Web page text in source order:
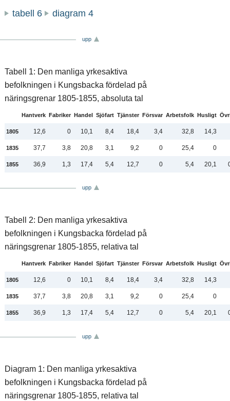
tabell 6
diagram 4
upp
Tabell 1: Den manliga yrkesaktiva
befolkningen i Kungsbacka fördelad på
näringsgrenar 1805-1855, absoluta tal
Hantverk Fabriker Handel Sjöfart Tjänster Försvar Arbetsfolk Husligt
1805 12,6 0 10,1 8,4 18,4 3,4 32,8 14,3
1835 37,7 3,8 20,8 3,1 9,2 0 25,4 0
1855 36,9 1,3 17,4 5,4 12,7 0 5,4 20,1
upp
Tabell 2: Den manliga yrkesaktiva
befolkningen i Kungsbacka fördelad på
näringsgrenar 1805-1855, relativa tal
Hantverk Fabriker Handel Sjöfart Tjänster Försvar Arbetsfolk Husligt
1805 12,6 0 10,1 8,4 18,4 3,4 32,8 14,3
1835 37,7 3,8 20,8 3,1 9,2 0 25,4 0
1855 36,9 1,3 17,4 5,4 12,7 0 5,4 20,1
upp
Diagram 1: Den manliga yrkesaktiva
befolkningen i Kungsbacka fördelad på
näringsgrenar 1805-1855, relativa tal